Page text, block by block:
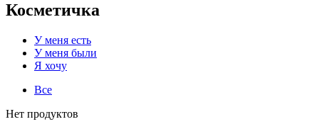
Косметичка
У меня есть
У меня были
Я хочу
Все
Нет продуктов